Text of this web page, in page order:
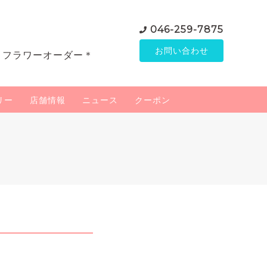
ラワーオーダー＊
046-259-7875
お問い合わせ
ー 店舗情報 ニュース クーポン